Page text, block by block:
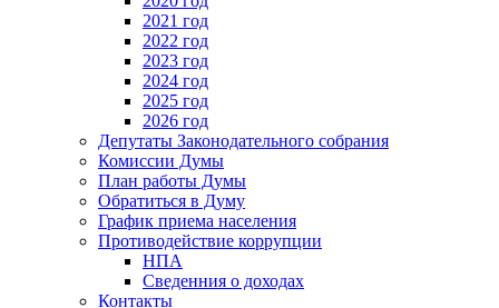
2021 год
2022 год
2023 год
2024 год
2025 год
2026 год
Депутаты Законодательного собрания
Комиссии Думы
План работы Думы
Обратиться в Думу
График приема населения
Противодействие коррупции
НПА
Сведенния о доходах
Контакты